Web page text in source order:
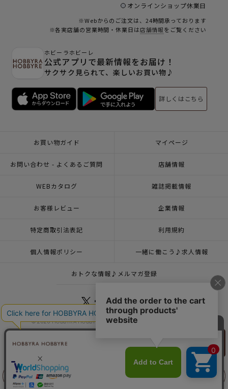
前に戻る
フェア
オンラインショップ休業日
※Webからのご注文は、24時間承っております
※各実店舗の営業時間・休業日は店舗情報をご覧ください
ホビーラホビーレ
公式アプリで最新情報をお届け！
サクサク見られて、楽しいお買い物♪
詳しくはこちら
お買い物ガイド マイページ
お問い合わせ - よくあるご質問 店舗情報
WEBカタログ 雑誌掲載情報
お客様レビュー 企業情報
特定商取引法表記 利用規約
個人情報ポリシー 一緒に働こう♪求人情報
おトクな情報♪メルマガ登録
© 2026 HOBBYRA HOBBYRE CORPORATION ALL Rights Reserved
トップページ 登録 刺し子 花波
トップページ
特集一覧 今月の刺し子（5月25日・6月10日発売）
刺し子 花波